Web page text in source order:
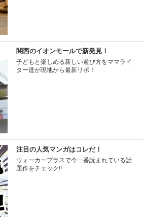
関西のイオンモールで新発見！
子どもと楽しめる新しい遊び方をママライ
ター達が現地から最新リポ！
注目の人気マンガはコレだ！
ウォーカープラスで今一番読まれている話
題作をチェック!!